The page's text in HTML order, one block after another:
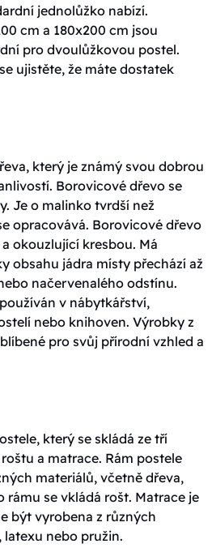
jednolůžko nabízí.
cm a 180x200 cm jsou
pro dvoulůžkovou postel.
ujistěte, že máte dostatek
který je známý svou dobrou
Borovicové dřevo se
Je o malinko tvrdší než
opracovává. Borovicové dřevo
okouzlující kresbou. Má
obsahu jádra místy přechází až
načervenalého odstínu.
v nábytkářství,
nebo knihoven. Výrobky z
pro svůj přírodní vzhled a
který se skládá ze tří
a matrace. Rám postele
materiálů, včetně dřeva,
rámu se vkládá rošt. Matrace je
být vyrobena z různých
nebo pružin.